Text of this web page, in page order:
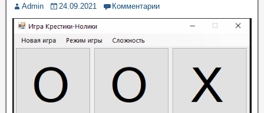
Admin 24.09.2021 Комментарии